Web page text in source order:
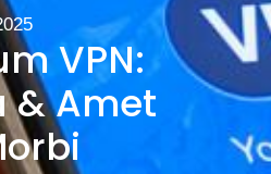
VPN:
& Amet